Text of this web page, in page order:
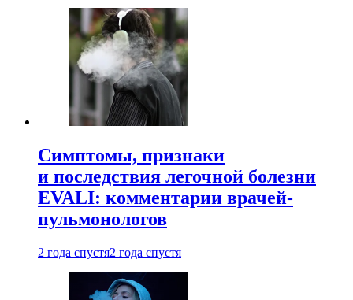
Симптомы, признаки
и последствия легочной болезни
EVALI: комментарии врачей-
пульмонологов
2 года спустя2 года спустя